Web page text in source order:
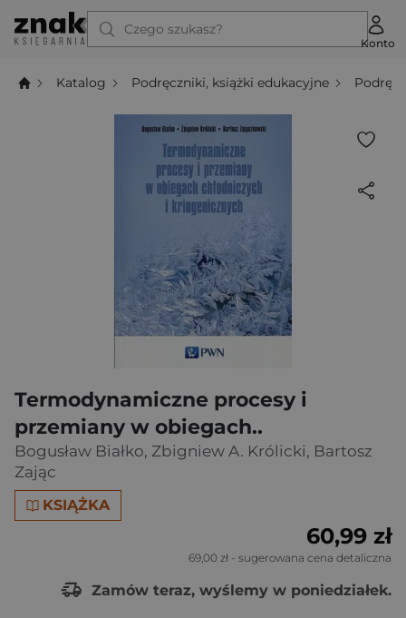
Czego szukasz?
Konto
Katalog Podręczniki, książki edukacyjne
Termodynamiczne procesy i
przemiany w obiegach..
Bogusław Białko, Zbigniew A. Królicki, Bartosz
Zając
KSIĄŻKA
60,99 zł
69,00 zł - sugerowana cena detaliczna
Zamów teraz, wyślemy w poniedziałek.